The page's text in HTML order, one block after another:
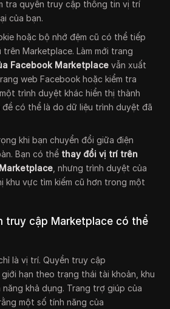
tra quyền truy cập thông tin vị trí
của bạn.
hoặc bộ nhớ đệm cũ có thể tiếp
Marketplace. Làm mới trang
Facebook Marketplace vẫn xuất
web Facebook hoặc kiểm tra
trình duyệt khác hiển thị thành
có thể là do dữ liệu trình duyệt đã
khi bạn chuyển đổi giữa điện
Bạn có thể thay đổi vị trí trên
, nhưng trình duyệt của
khu vực tìm kiếm cũ hơn trong một
truy cập Marketplace có thể
là vị trí. Quyền truy cập
hạn theo trạng thái tài khoản, khu
khả dụng. Trang trợ giúp của
một số tính năng của